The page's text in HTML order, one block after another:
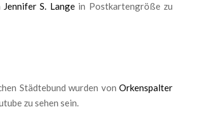
Jennifer S. Langein Postkartengröße zu
Städtebund wurden von Orkenspalter
zu sehen sein.